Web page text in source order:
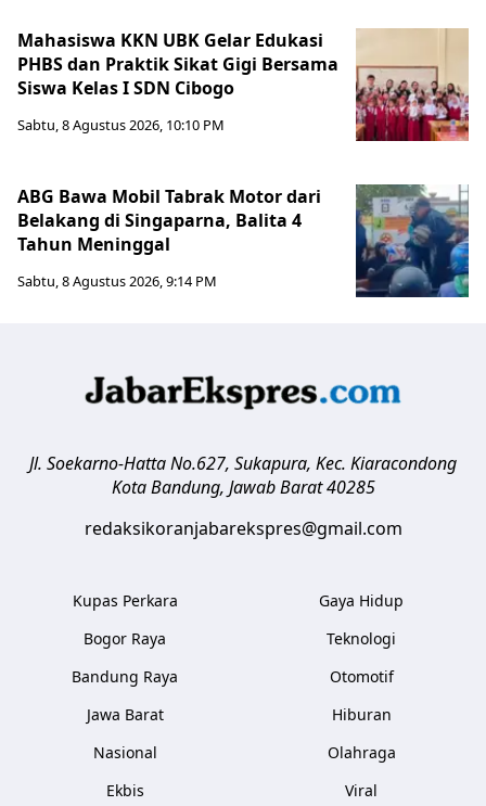
Mahasiswa KKN UBK Gelar Edukasi
PHBS dan Praktik Sikat Gigi Bersama
Siswa Kelas I SDN Cibogo
Sabtu, 8 Agustus 2026, 10:10 PM
ABG Bawa Mobil Tabrak Motor dari
Belakang di Singaparna, Balita 4
Tahun Meninggal
Sabtu, 8 Agustus 2026, 9:14 PM
Jl. Soekarno-Hatta No.627, Sukapura, Kec. Kiaracondong
Kota Bandung, Jawab Barat 40285
redaksikoranjabarekspres@gmail.com
Kupas Perkara
Bogor Raya
Bandung Raya
Jawa Barat
Nasional
Ekbis
Gaya Hidup
Teknologi
Otomotif
Hiburan
Olahraga
Viral